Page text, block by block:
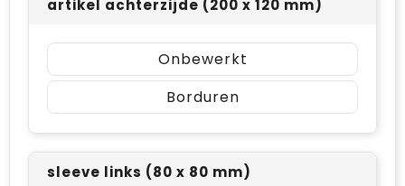
artikel achterzijde (200 x 120 mm)
Onbewerkt
Borduren
sleeve links (80 x 80 mm)